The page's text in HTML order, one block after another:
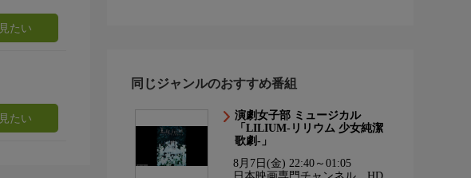
見たい
見たい
同じジャンルのおすすめ番組
演劇女子部 ミュージカル
「LILIUM-リリウム 少女純潔
歌劇-」
8月7日(金) 22:40～01:05